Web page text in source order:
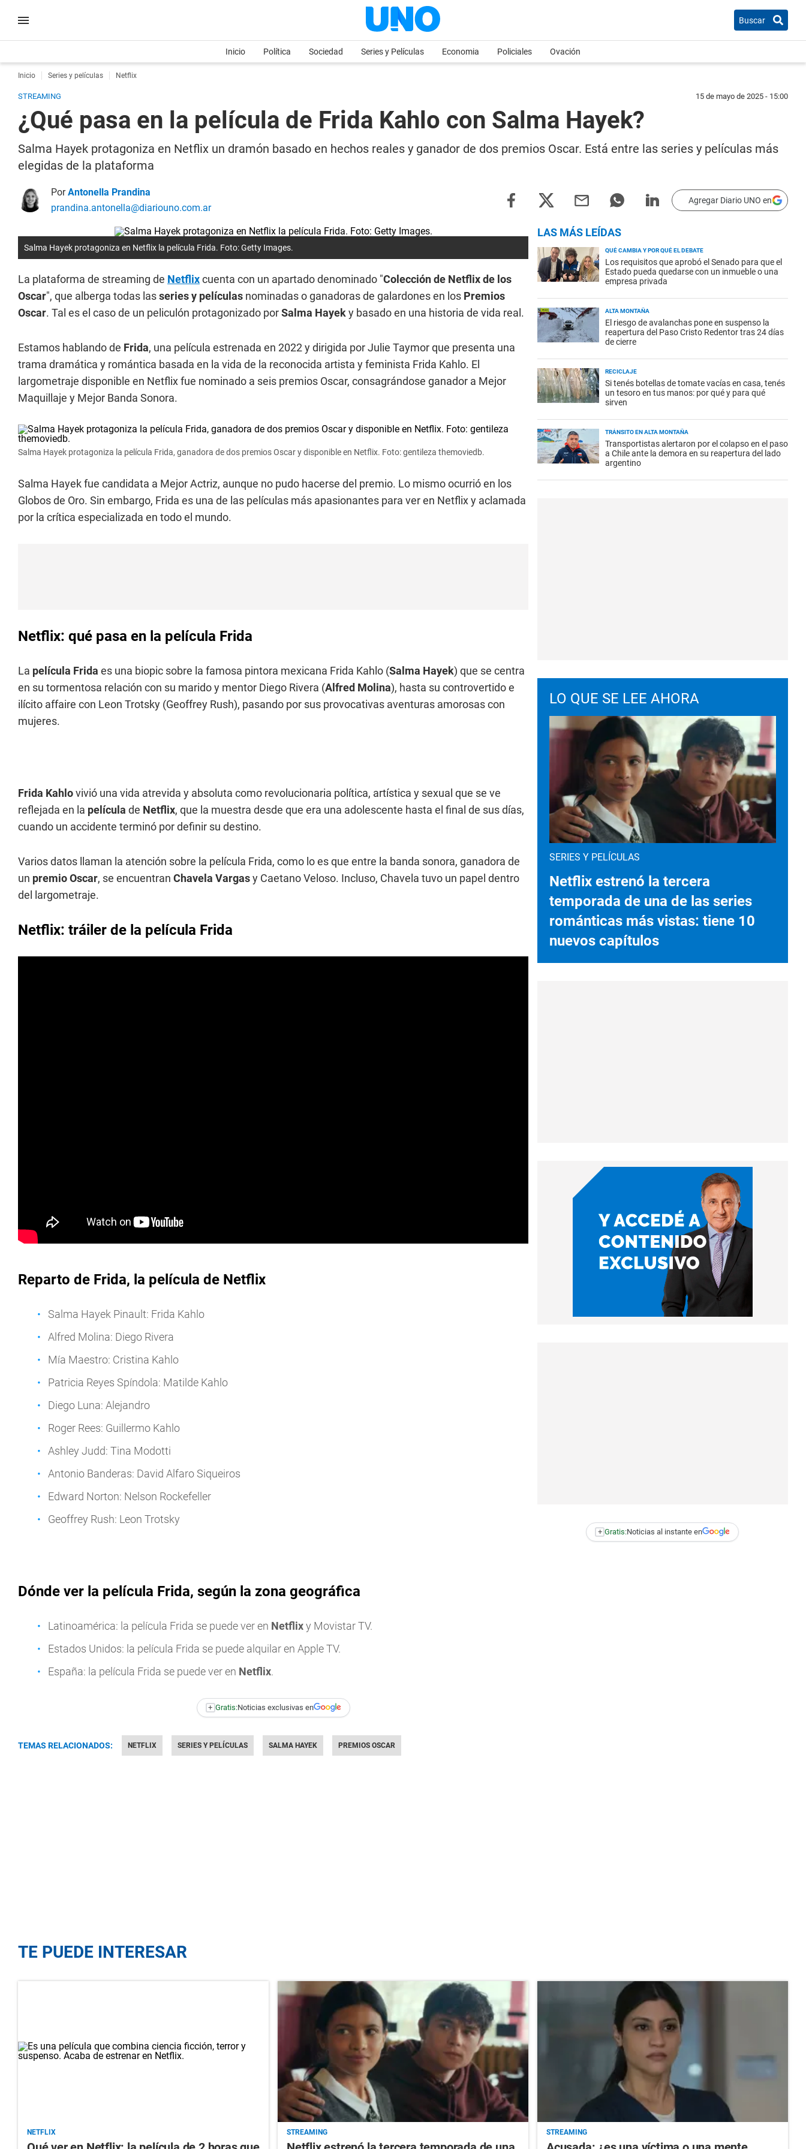
Buscar
Inicio Política Sociedad Series y Películas Economia Policiales Ovación
Inicio Series y películas Netflix
STREAMING 15 de mayo de 2025 - 15:00
¿Qué pasa en la película de Frida Kahlo con Salma Hayek?
Salma Hayek protagoniza en Netflix un dramón basado en hechos reales y ganador de dos premios Oscar. Está entre las series y películas más
elegidas de la plataforma
PorAntonella Prandina
prandina.antonella@diariouno.com.ar
Agregar Diario UNO en
Salma Hayek protagoniza en Netflix la película Frida. Foto: Getty Images.
La plataforma de streaming de Netflixcuenta con un apartado denominado "Colección de Netflix de los
Oscar", que alberga todas lasseries y películas nominadas o ganadoras de galardones en los Premios
Oscar. Tal es el caso de un peliculón protagonizado porSalma Hayeky basado en una historia de vida real.
Estamos hablando de Frida, una película estrenada en 2022 y dirigida por Julie Taymor que presenta una
trama dramática y romántica basada en la vida de la reconocida artista y feminista Frida Kahlo. El
largometraje disponible en Netflix fue nominado a seis premios Oscar, consagrándose ganador a Mejor
Maquillaje y Mejor Banda Sonora.
Salma Hayek protagoniza la película Frida, ganadora de dos premios Oscar y disponible en Netflix. Foto: gentileza themoviedb.
Salma Hayek fue candidata a Mejor Actriz, aunque no pudo hacerse del premio. Lo mismo ocurrió en los
Globos de Oro. Sin embargo, Frida es una de las películas más apasionantes para ver en Netflix y aclamada
por la crítica especializada en todo el mundo.
Netflix: qué pasa en la película Frida
La película Frida es una biopic sobre la famosa pintora mexicana Frida Kahlo (Salma Hayek) que se centra
en su tormentosa relación con su marido y mentor Diego Rivera (Alfred Molina), hasta su controvertido e
ilícito affaire con Leon Trotsky (Geoffrey Rush), pasando por sus provocativas aventuras amorosas con
mujeres.
Frida Kahlovivió una vida atrevida y absoluta como revolucionaria política, artística y sexual que se ve
reflejada en la película de Netflix, que la muestra desde que era una adolescente hasta el final de sus días,
cuando un accidente terminó por definir su destino.
Varios datos llaman la atención sobre la película Frida, como lo es que entre la banda sonora, ganadora de
un premio Oscar, se encuentran Chavela Vargasy Caetano Veloso. Incluso, Chavela tuvo un papel dentro
del largometraje.
Netflix: tráiler de la película Frida
Reparto de Frida, la película de Netflix
Salma Hayek Pinault: Frida Kahlo
Alfred Molina: Diego Rivera
Mía Maestro: Cristina Kahlo
Patricia Reyes Spíndola: Matilde Kahlo
Diego Luna: Alejandro
Roger Rees: Guillermo Kahlo
Ashley Judd: Tina Modotti
Antonio Banderas: David Alfaro Siqueiros
Edward Norton: Nelson Rockefeller
Geoffrey Rush: Leon Trotsky
Dónde ver la película Frida, según la zona geográfica
Latinoamérica: la película Frida se puede ver en Netflixy Movistar TV.
Estados Unidos: la película Frida se puede alquilar en Apple TV.
España: la película Frida se puede ver en Netflix.
+ Gratis:Noticias exclusivas en
TEMAS RELACIONADOS: NETFLIX SERIES Y PELÍCULAS SALMA HAYEK PREMIOS OSCAR
LAS MÁS LEÍDAS
QUÉ CAMBIA Y POR QUÉ EL DEBATE
Los requisitos que aprobó el Senado para que el
Estado pueda quedarse con un inmueble o una
empresa privada
ALTA MONTAÑA
El riesgo de avalanchas pone en suspenso la
reapertura del Paso Cristo Redentor tras 24 días
de cierre
RECICLAJE
Si tenés botellas de tomate vacías en casa, tenés
un tesoro en tus manos: por qué y para qué
sirven
TRÁNSITO EN ALTA MONTAÑA
Transportistas alertaron por el colapso en el paso
a Chile ante la demora en su reapertura del lado
argentino
LO QUE SE LEE AHORA
SERIES Y PELÍCULAS
Netflix estrenó la tercera
temporada de una de las series
románticas más vistas: tiene 10
nuevos capítulos
+ Gratis:Noticias al instante en
TE PUEDE INTERESAR
NETFLIX STREAMING STREAMING